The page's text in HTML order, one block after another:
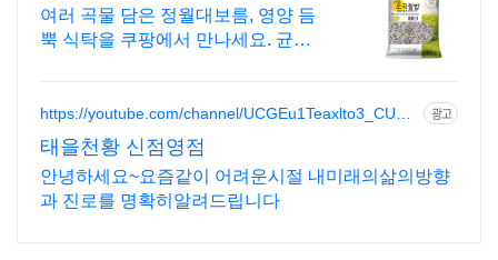
부담 없이
여러 곡물 담은 정월대보름, 영양 듬
뿍 식탁을 쿠팡에서 만나세요. 균형
https://youtube.com/channel/UCGEu1Teaxlto3_CUUl
광고
태을천황 신점영점
안녕하세요~요즘같이 어려운시절 내미래의삶의방향
과 진로를 명확히알려드립니다